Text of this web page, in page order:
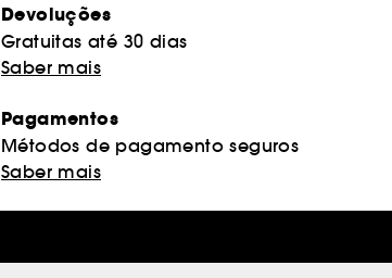
Devoluções
Gratuitas até 30 dias
Saber mais
Pagamentos
Métodos de pagamento seguros
Saber mais